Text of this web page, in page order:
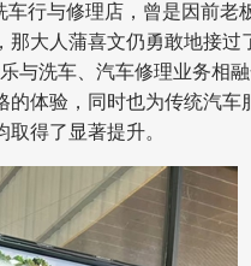
行与修理店，曾是因前老
大人蒲喜文仍勇敢地接过
与洗车、汽车修理业务相
的体验，同时也为传统汽车
得了显著提升。